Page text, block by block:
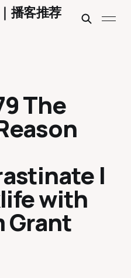
播客推荐
The
|
with
Grant